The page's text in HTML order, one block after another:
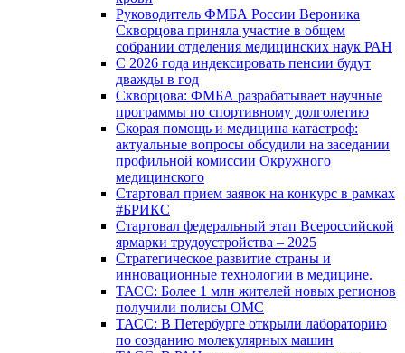
Руководитель ФМБА России Вероника
Скворцова приняла участие в общем
собрании отделения медицинских наук РАН
С 2026 года индексировать пенсии будут
дважды в год
Скворцова: ФМБА разрабатывает научные
программы по спортивному долголетию
Скорая помощь и медицина катастроф:
актуальные вопросы обсудили на заседании
профильной комиссии Окружного
медицинского
Стартовал прием заявок на конкурс в рамках
#БРИКС
Стартовал федеральный этап Всероссийской
ярмарки трудоустройства – 2025
Стратегическое развитие страны и
инновационные технологии в медицине.
ТАСС: Более 1 млн жителей новых регионов
получили полисы ОМС
ТАСС: В Петербурге открыли лабораторию
по созданию молекулярных машин